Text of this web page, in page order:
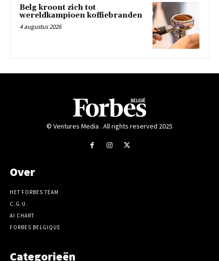
Belg kroont zich tot
wereldkampioen koffiebranden
4 augustus 2026
© Ventures Media . All rights reserved 2025
Over
HET FORBES TEAM
C.G.U.
AI CHART
FORBES BELGIQUE
Categorieën